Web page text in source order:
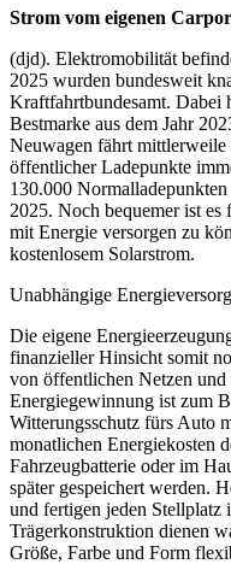
Strom vom eigenen
(djd). Elektromobilität
2025 wurden bundesweit
Kraftfahrtbundesamt. Dabei
Bestmarke aus dem Jahr
Neuwagen fährt
öffentlicher Ladepunkte
130.000
2025. Noch bequemer ist
mit Energie versorgen zu
kostenlosem Solarstrom.
Unabhängige
Die eigene
finanzieller Hinsicht somit
von öffentlichen Netzen
Energiegewinnung ist zum
Witterungsschutz fürs Auto
monatlichen Energiekosten
Fahrzeugbatterie oder im
später gespeichert werden.
und fertigen jeden
Trägerkonstruktion dienen
Größe, Farbe und Form